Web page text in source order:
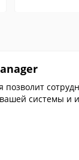
позволит
системы и